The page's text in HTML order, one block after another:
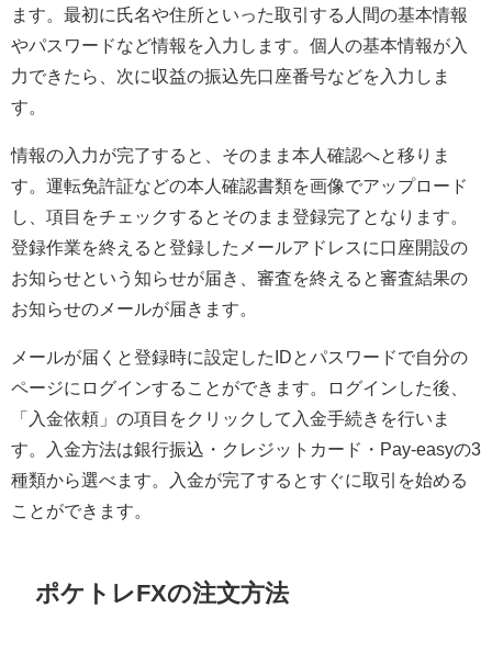
ます。最初に氏名や住所といった取引する人間の基本情報
やパスワードなど情報を入力します。個人の基本情報が入
力できたら、次に収益の振込先口座番号などを入力しま
す。
情報の入力が完了すると、そのまま本人確認へと移りま
す。運転免許証などの本人確認書類を画像でアップロード
し、項目をチェックするとそのまま登録完了となります。
登録作業を終えると登録したメールアドレスに口座開設の
お知らせという知らせが届き、審査を終えると審査結果の
お知らせのメールが届きます。
メールが届くと登録時に設定したIDとパスワードで自分の
ページにログインすることができます。ログインした後、
「入金依頼」の項目をクリックして入金手続きを行いま
す。入金方法は銀行振込・クレジットカード・Pay-easyの3
種類から選べます。入金が完了するとすぐに取引を始める
ことができます。
ポケトレFXの注文方法